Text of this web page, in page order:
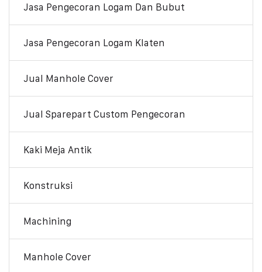
Jasa Pengecoran Logam Dan Bubut
Jasa Pengecoran Logam Klaten
Jual Manhole Cover
Jual Sparepart Custom Pengecoran
Kaki Meja Antik
Konstruksi
Machining
Manhole Cover